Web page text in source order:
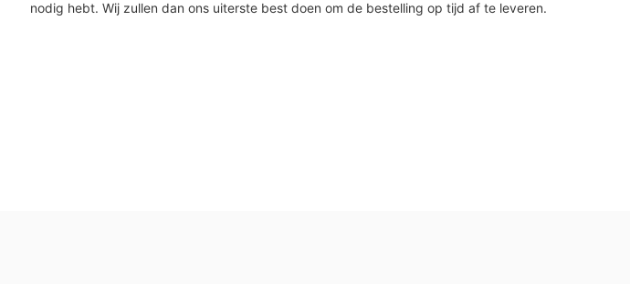
nodig hebt. Wij zullen dan ons uiterste best doen om de bestelling op tijd af te leveren.